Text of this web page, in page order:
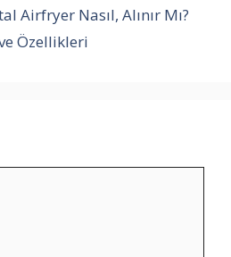
Airfryer Nasıl, Alınır Mı?
Özellikleri